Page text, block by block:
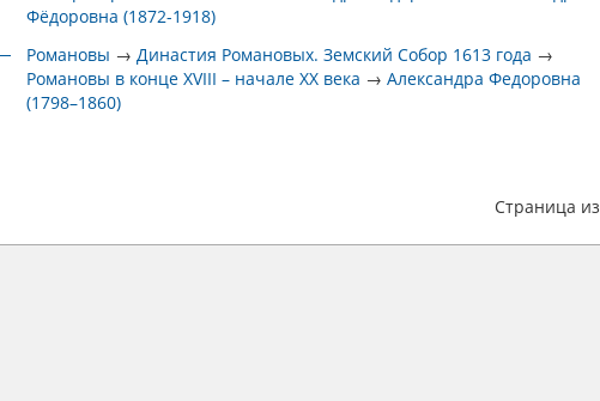
Фёдоровна (1872-1918)
Романовы →Династия Романовых. Земский Собор 1613 года →
Романовы в конце XVIII – начале XX века →Александра Федоровна
(1798–1860)
Страница из